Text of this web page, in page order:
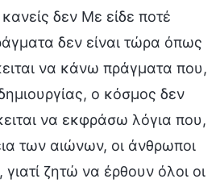
δεν Με είδε ποτέ
δεν είναι τώρα όπως
να κάνω πράγματα που,
ο κόσμος δεν
να εκφράσω λόγια που,
των αιώνων, οι άνθρωποι
ζητώ να έρθουν όλοι οι